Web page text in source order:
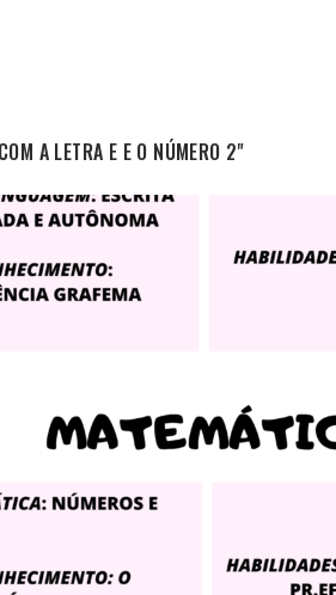
A LETRA E E O NÚMERO 2"